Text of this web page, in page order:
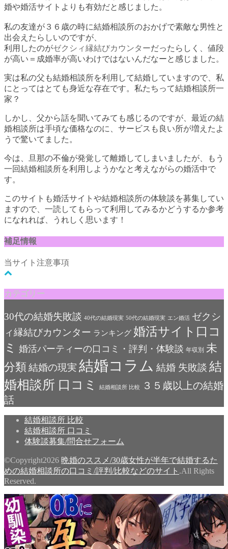
婚や婚活サイトよりも有効だと感じました。
私の友達が３６歳の時に結婚相談所のおかげで素敵な男性と
出会えたらしいのですが、
利用したのがゼクシィ縁結びカウンターだったらしく、値段
が高い＝成婚率が高いわけではないんだなーと感じました。
実は私の父も結婚相談所を利用して結婚していますので、私
にとってはとても身近な存在です。私たちって結婚相談所一
家？
しかし、父から話を聞いてみても感じるのですが、最近の結
婚相談所は手頃な価格なのに、サービスも良い所が増えたよ
うで驚いてました。
今は、旦那の不倫が発覚して離婚してしまいましたが、もう
一回結婚相談所を利用しようかなと考えながらの婚活中で
す。
このサイトも婚活サイトや結婚相談所の体験談を募集してい
ますので、一読してもらって利用してみるかどうするか参考
になれれば、うれしく思います！
補足情報
当サイト注意事項
カテゴリー
30代の結婚失敗談 40代の結婚現実 50代の結婚現実 エン婚活 ゼクシ
ィ縁結びカウンター ランキング 婚活サイト口コ
ミ 婚活パーティーの口コミ・評判・体験談 年収別 未
分類 結婚の現実 結婚コラム 結婚 失敗談 結
婚相談所 口コミ
結婚相談所 比較
３５歳以上の結婚
話
結婚相談所 比較
結婚相談所 口コミ
体験談募集/問合せフォーム
©Copyright2026 晩婚のススメ/30歳女性が半年で結婚するた
めの結婚相談所の口コミ/評判/比較などのサイト .All Rights
Reserved.